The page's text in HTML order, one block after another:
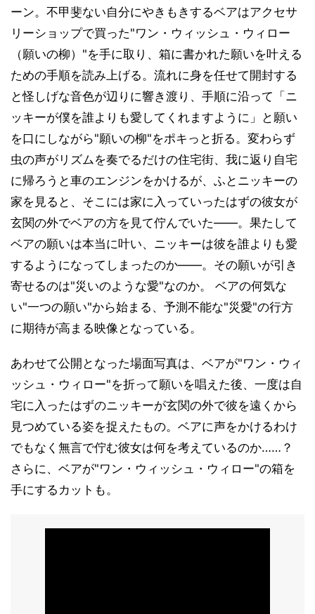
ーン。不甲斐ない自分にやきもきするベアはアクセサ
リーショップで買った"ワン・ウィッシュ・ウィロー
（願いの柳）"を手に取り、箱に書かれた願いを叶える
ための手順を読み上げる。流れに身を任せて開封する
と怪しげな音色が辺りに響き渡り、手順に沿って「ニ
ッキーが僕を誰よりも愛してくれますように」と願い
を口にしながら"願いの柳"をポキっと折る。変わらず
虫の声がリズムを奏でるだけの住宅街、我に返り自宅
に帰ろうと車のエンジンをかけるが、ふとニッキーの
家を見ると、そこには家に入っていったはずの彼女が
玄関の外でベアの方を見て佇んでいた――。果たして
ベアの願いは本当に叶い、ニッキーは彼を誰よりも愛
するようになってしまったのか――。その願いが引き
寄せるのは"災いのような愛"なのか。 ベアの何気な
い"一つの願い"から始まる、予測不能な"災愛"の行方
に期待が高まる映像となっている。
あわせて公開となった場面写真は、ベアが"ワン・ウィ
ッシュ・ウィロー"を折って願いを唱えた後、一度は自
宅に入ったはずのニッキーが玄関の外で彼を遠くから
見つめている姿を捉えたもの。ベアに声をかけるわけ
でもなく無言で佇む彼女は何を考えているのか……？
さらに、ベアが"ワン・ウィッシュ・ウィロー"の箱を
手にするカットも。